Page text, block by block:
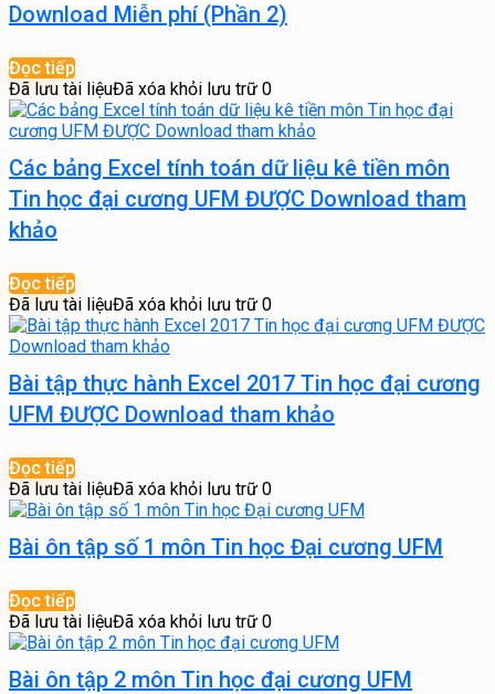
Download Miễn phí (Phần 2)
Đọc tiếp
Đã lưu tài liệuĐã xóa khỏi lưu trữ 0
Các bảng Excel tính toán dữ liệu kê tiền môn
Tin học đại cương UFM ĐƯỢC Download tham
khảo
Đọc tiếp
Đã lưu tài liệuĐã xóa khỏi lưu trữ 0
Bài tập thực hành Excel 2017 Tin học đại cương
UFM ĐƯỢC Download tham khảo
Đọc tiếp
Đã lưu tài liệuĐã xóa khỏi lưu trữ 0
Bài ôn tập số 1 môn Tin học Đại cương UFM
Đọc tiếp
Đã lưu tài liệuĐã xóa khỏi lưu trữ 0
Bài ôn tập 2 môn Tin học đại cương UFM